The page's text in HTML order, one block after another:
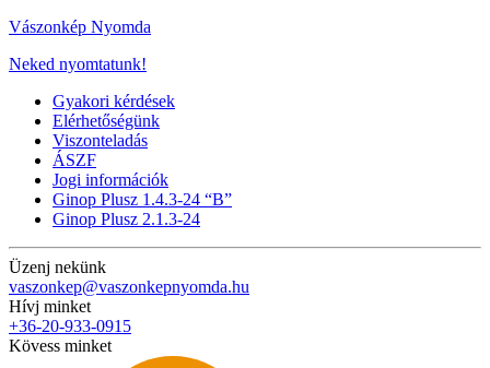
Vászonkép Nyomda
Neked nyomtatunk!
Gyakori kérdések
Elérhetőségünk
Viszonteladás
ÁSZF
Jogi információk
Ginop Plusz 1.4.3-24 “B”
Ginop Plusz 2.1.3-24
Üzenj nekünk
vaszonkep@vaszonkepnyomda.hu
Hívj minket
+36-20-933-0915
Kövess minket